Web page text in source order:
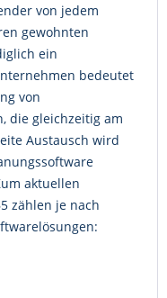
von jedem
gewohnten
ein
bedeutet
von
die gleichzeitig am
Austausch wird
aktuellen
zählen je nach